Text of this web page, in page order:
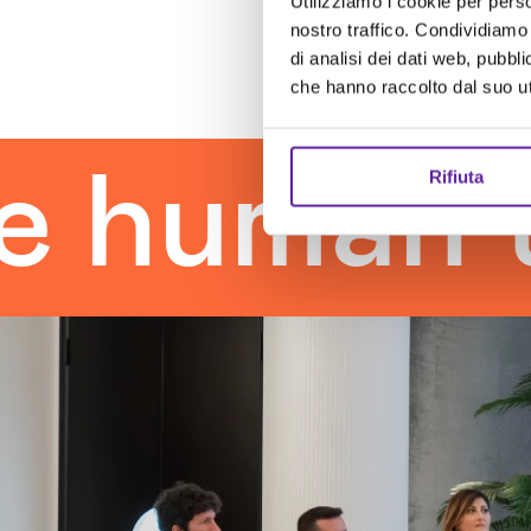
nostro traffico.
di analisi dei dati web,
che hanno raccolto dal suo
Rifiuta